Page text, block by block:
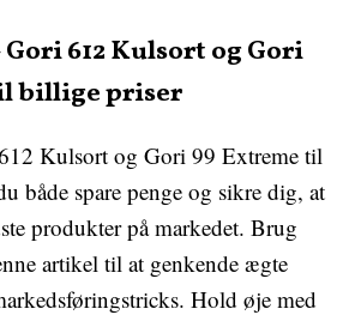
612 Kulsort og Gori
billige priser
Kulsort og Gori 99 Extreme til
både spare penge og sikre dig, at
produkter på markedet. Brug
artikel til at genkende ægte
Hold øje med